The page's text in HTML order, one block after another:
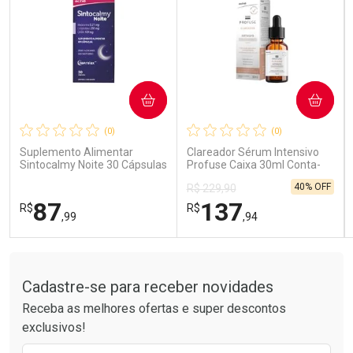
Comprar sem Desconto
Por R$ 26,99/cada
Comprar sem Desconto
Por R$ 26,99/cada
Comprar sem Desconto
Por R$ 59,58/cada
Comprar sem Desconto
Por R$ 59,58/cada
(0)
Suplemento Alimentar
Sintocalmy Noite 30 Cápsulas
R$87,99
COMPRAR
Laboratório
Por Menos
(0)
Clareador Sérum Intensivo
Profuse Caixa 30ml Conta-
R$ 229,90
R$137,94
40% OFF
COMPRAR
Laboratório
Por Menos
Cadastre-se para receber novidades
Receba as melhores ofertas e super descontos
exclusivos!